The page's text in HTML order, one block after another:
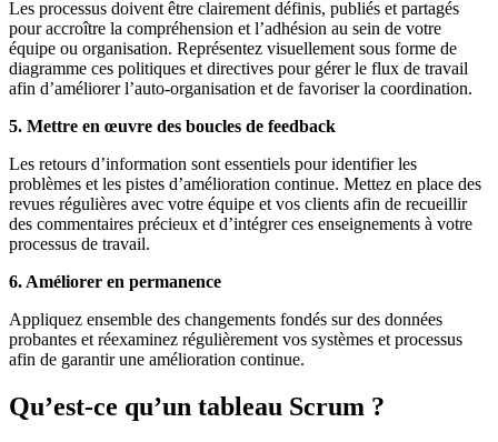
Les processus doivent être clairement définis, publiés et partagés
pour accroître la compréhension et l’adhésion au sein de votre
équipe ou organisation. Représentez visuellement sous forme de
diagramme ces politiques et directives pour gérer le flux de travail
afin d’améliorer l’auto-organisation et de favoriser la coordination.
5. Mettre en œuvre des boucles de feedback
Les retours d’information sont essentiels pour identifier les
problèmes et les pistes d’amélioration continue. Mettez en place des
revues régulières avec votre équipe et vos clients afin de recueillir
des commentaires précieux et d’intégrer ces enseignements à votre
processus de travail.
6. Améliorer en permanence
Appliquez ensemble des changements fondés sur des données
probantes et réexaminez régulièrement vos systèmes et processus
afin de garantir une amélioration continue.
Qu’est-ce qu’un tableau Scrum ?